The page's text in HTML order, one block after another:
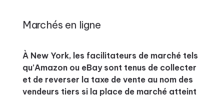
Marchés en ligne
À New York, les facilitateurs de marché tels
qu’Amazon ou eBay sont tenus de collecter
et de reverser la taxe de vente au nom des
vendeurs tiers si la place de marché atteint